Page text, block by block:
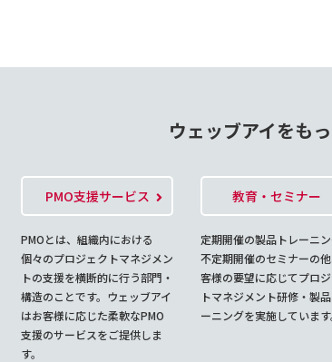
ウェッブアイをも
PMO支援サービス
PMOとは、組織内における
個々のプロジェクトマネジメン
トの支援を横断的に行う部門・
構造のことです。ウェッブアイ
はお客様に応じた柔軟なPMO
支援のサービスをご提供しま
す。
教育・セミナー
定期開催の製品トレーニン
不定期開催のセミナーの
客様の要望に応じてプロ
トマネジメント研修・製
ーニングを実施しています